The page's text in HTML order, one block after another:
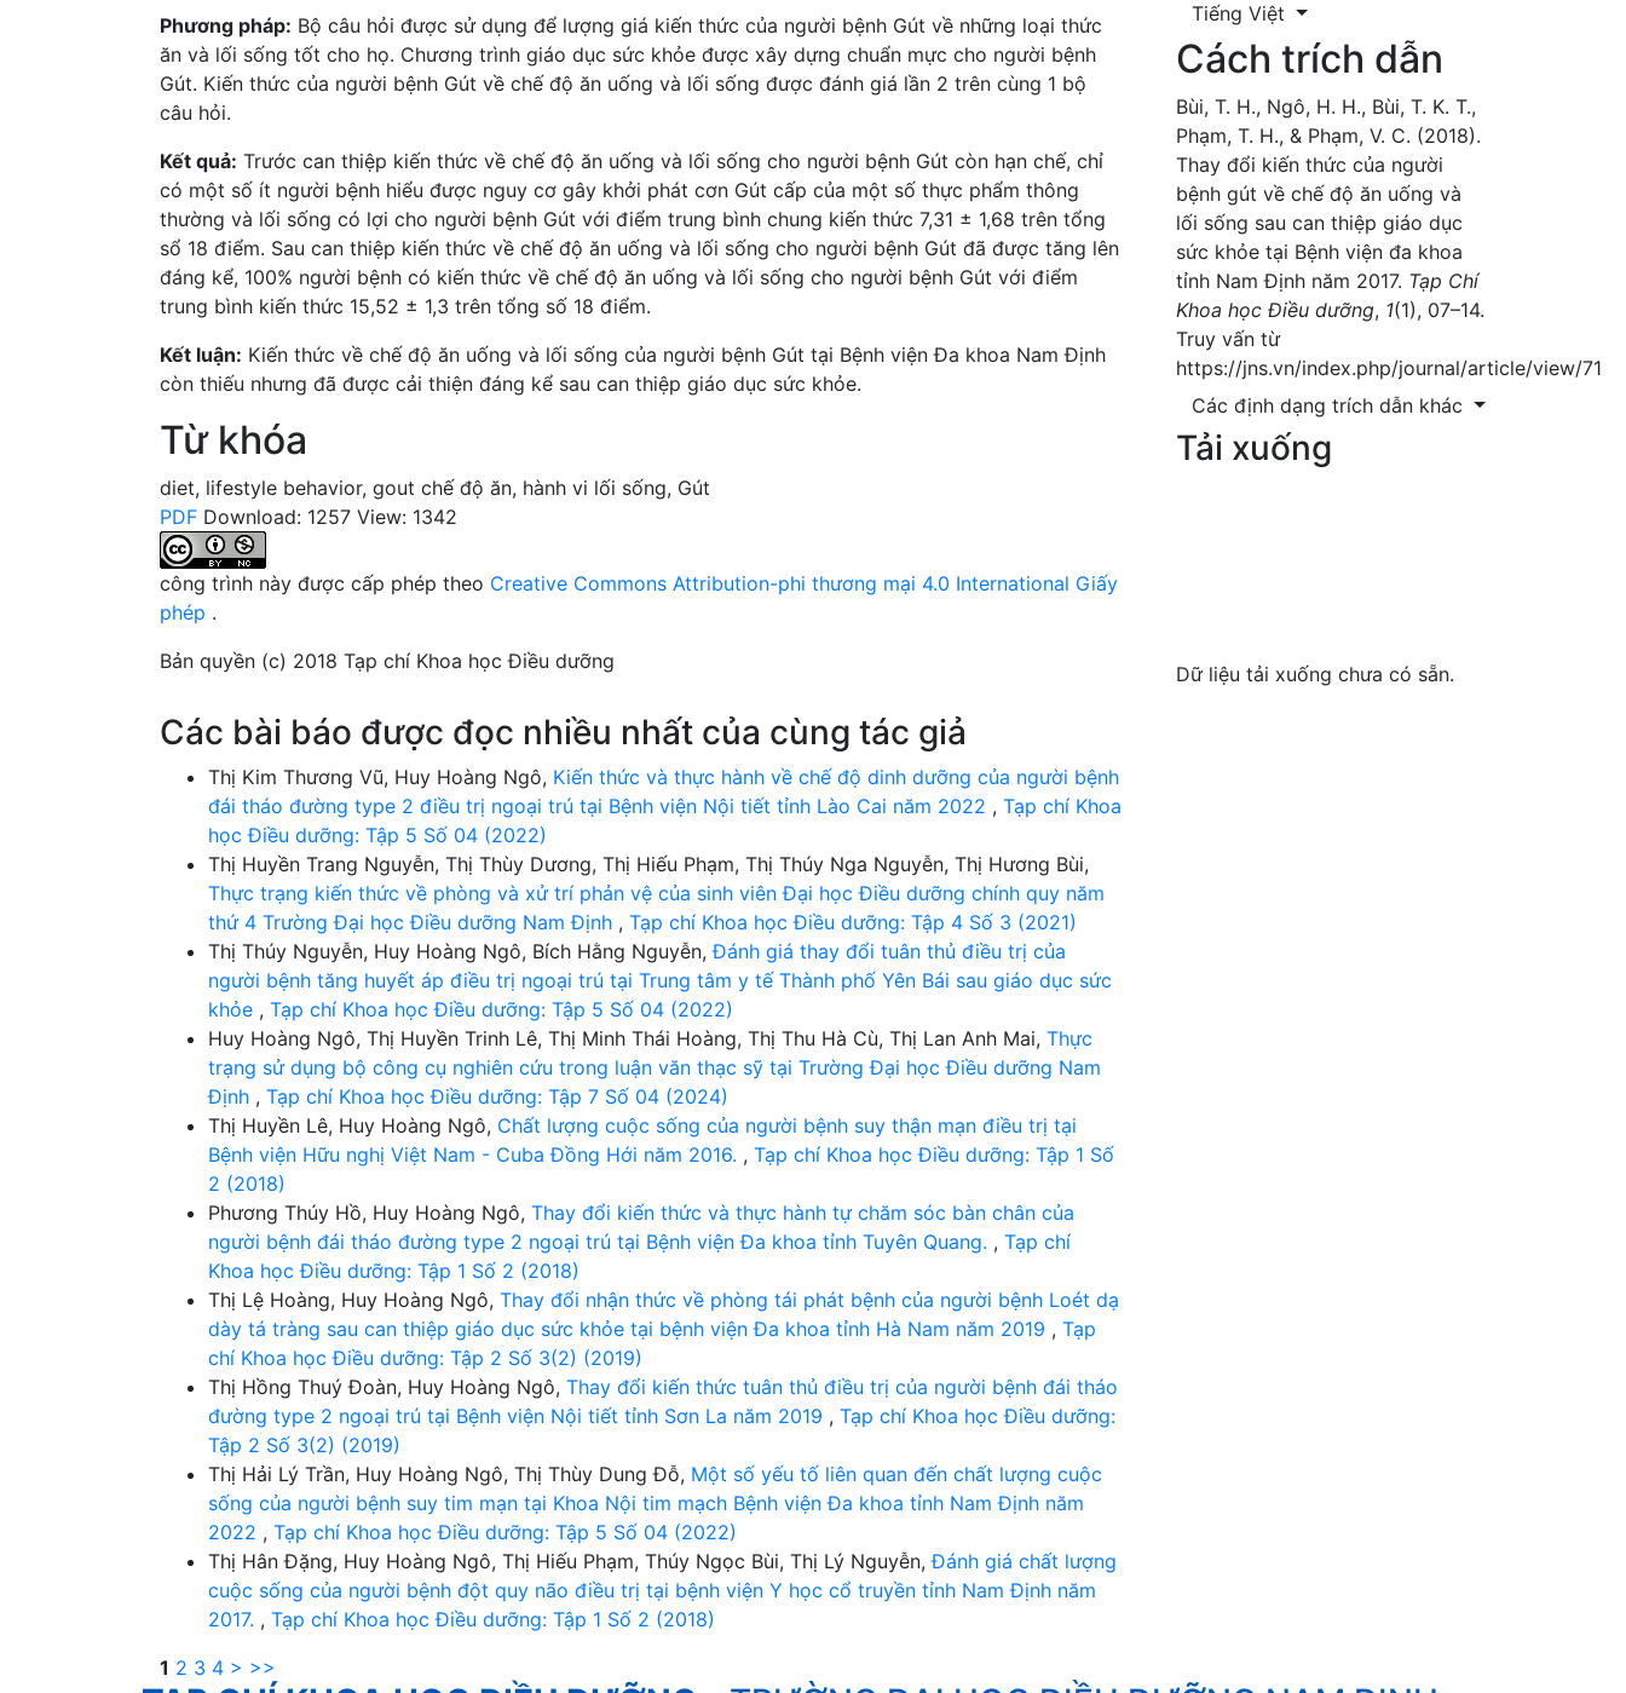
Tiếng Việt
Cách trích dẫn
Bùi, T. H., Ngô, H. H., Bùi, T. K. T.,
Phạm, T. H., & Phạm, V. C. (2018).
Thay đổi kiến thức của người
bệnh gút về chế độ ăn uống và
lối sống sau can thiệp giáo dục
sức khỏe tại Bệnh viện đa khoa
tỉnh Nam Định năm 2017. Tạp Chí
Khoa học Điều dưỡng, 1(1), 07–14.
Truy vấn từ
https://jns.vn/index.php/journal/article/view/71
Các định dạng trích dẫn khác
Tải xuống
Dữ liệu tải xuống chưa có sẵn.
Phương pháp: Bộ câu hỏi được sử dụng để lượng giá kiến thức của người bệnh Gút về những loại thức
ăn và lối sống tốt cho họ. Chương trình giáo dục sức khỏe được xây dựng chuẩn mực cho người bệnh
Gút. Kiến thức của người bệnh Gút về chế độ ăn uống và lối sống được đánh giá lần 2 trên cùng 1 bộ
câu hỏi.
Kết quả: Trước can thiệp kiến thức về chế độ ăn uống và lối sống cho người bệnh Gút còn hạn chế, chỉ
có một số ít người bệnh hiểu được nguy cơ gây khởi phát cơn Gút cấp của một số thực phẩm thông
thường và lối sống có lợi cho người bệnh Gút với điểm trung bình chung kiến thức 7,31 ± 1,68 trên tổng
sổ 18 điểm. Sau can thiệp kiến thức về chế độ ăn uống và lối sống cho người bệnh Gút đã được tăng lên
đáng kể, 100% người bệnh có kiến thức về chế độ ăn uống và lối sống cho người bệnh Gút với điểm
trung bình kiến thức 15,52 ± 1,3 trên tổng số 18 điểm.
Kết luận: Kiến thức về chế độ ăn uống và lối sống của người bệnh Gút tại Bệnh viện Đa khoa Nam Định
còn thiếu nhưng đã được cải thiện đáng kể sau can thiệp giáo dục sức khỏe.
Từ khóa
diet, lifestyle behavior, gout chế độ ăn, hành vi lối sống, Gút
PDF Download: 1257 View: 1342
công trình này được cấp phép theo Creative Commons Attribution-phi thương mại 4.0 International Giấy
phép .
Bản quyền (c) 2018 Tạp chí Khoa học Điều dưỡng
Các bài báo được đọc nhiều nhất của cùng tác giả
Thị Kim Thương Vũ, Huy Hoàng Ngô, Kiến thức và thực hành về chế độ dinh dưỡng của người bệnh
đái tháo đường type 2 điều trị ngoại trú tại Bệnh viện Nội tiết tỉnh Lào Cai năm 2022 , Tạp chí Khoa
học Điều dưỡng: Tập 5 Số 04 (2022)
Thị Huyền Trang Nguyễn, Thị Thùy Dương, Thị Hiếu Phạm, Thị Thúy Nga Nguyễn, Thị Hương Bùi,
Thực trạng kiến thức về phòng và xử trí phản vệ của sinh viên Đại học Điều dưỡng chính quy năm
thứ 4 Trường Đại học Điều dưỡng Nam Định , Tạp chí Khoa học Điều dưỡng: Tập 4 Số 3 (2021)
Thị Thúy Nguyễn, Huy Hoàng Ngô, Bích Hằng Nguyễn,Đánh giá thay đổi tuân thủ điều trị của
người bệnh tăng huyết áp điều trị ngoại trú tại Trung tâm y tế Thành phố Yên Bái sau giáo dục sức
khỏe , Tạp chí Khoa học Điều dưỡng: Tập 5 Số 04 (2022)
Huy Hoàng Ngô, Thị Huyền Trinh Lê, Thị Minh Thái Hoàng, Thị Thu Hà Cù, Thị Lan Anh Mai, Thực
trạng sử dụng bộ công cụ nghiên cứu trong luận văn thạc sỹ tại Trường Đại học Điều dưỡng Nam
Định , Tạp chí Khoa học Điều dưỡng: Tập 7 Số 04 (2024)
Thị Huyền Lê, Huy Hoàng Ngô, Chất lượng cuộc sống của người bệnh suy thận mạn điều trị tại
Bệnh viện Hữu nghị Việt Nam - Cuba Đồng Hới năm 2016. , Tạp chí Khoa học Điều dưỡng: Tập 1 Số
2 (2018)
Phương Thúy Hồ, Huy Hoàng Ngô, Thay đổi kiến thức và thực hành tự chăm sóc bàn chân của
người bệnh đái tháo đường type 2 ngoại trú tại Bệnh viện Đa khoa tỉnh Tuyên Quang. , Tạp chí
Khoa học Điều dưỡng: Tập 1 Số 2 (2018)
Thị Lệ Hoàng, Huy Hoàng Ngô, Thay đổi nhận thức về phòng tái phát bệnh của người bệnh Loét dạ
dày tá tràng sau can thiệp giáo dục sức khỏe tại bệnh viện Đa khoa tỉnh Hà Nam năm 2019 , Tạp
chí Khoa học Điều dưỡng: Tập 2 Số 3(2) (2019)
Thị Hồng Thuý Đoàn, Huy Hoàng Ngô, Thay đổi kiến thức tuân thủ điều trị của người bệnh đái tháo
đường type 2 ngoại trú tại Bệnh viện Nội tiết tỉnh Sơn La năm 2019 , Tạp chí Khoa học Điều dưỡng:
Tập 2 Số 3(2) (2019)
Thị Hải Lý Trần, Huy Hoàng Ngô, Thị Thùy Dung Đỗ, Một số yếu tố liên quan đến chất lượng cuộc
sống của người bệnh suy tim mạn tại Khoa Nội tim mạch Bệnh viện Đa khoa tỉnh Nam Định năm
2022 , Tạp chí Khoa học Điều dưỡng: Tập 5 Số 04 (2022)
Thị Hân Đặng, Huy Hoàng Ngô, Thị Hiếu Phạm, Thúy Ngọc Bùi, Thị Lý Nguyễn,Đánh giá chất lượng
cuộc sống của người bệnh đột quy não điều trị tại bệnh viện Y học cổ truyền tỉnh Nam Định năm
2017. , Tạp chí Khoa học Điều dưỡng: Tập 1 Số 2 (2018)
1 2 3 4 > >>